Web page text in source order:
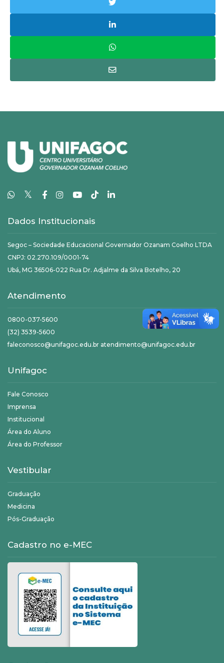
𝕏
Dados Institucionais
Segoc – Sociedade Educacional Governador Ozanam Coelho LTDA
CNPJ: 02.270.109/0001-74
Ubá, MG 36506-022 Rua Dr. Adjalme da Silva Botelho, 20
Atendimento
0800-037-5600
(32) 3539-5600
faleconosco@unifagoc.edu.br atendimento@unifagoc.edu.br
Unifagoc
Fale Conosco
Imprensa
Institucional
Área do Aluno
Área do Professor
Vestibular
Graduação
Medicina
Pós-Graduação
Cadastro no e-MEC